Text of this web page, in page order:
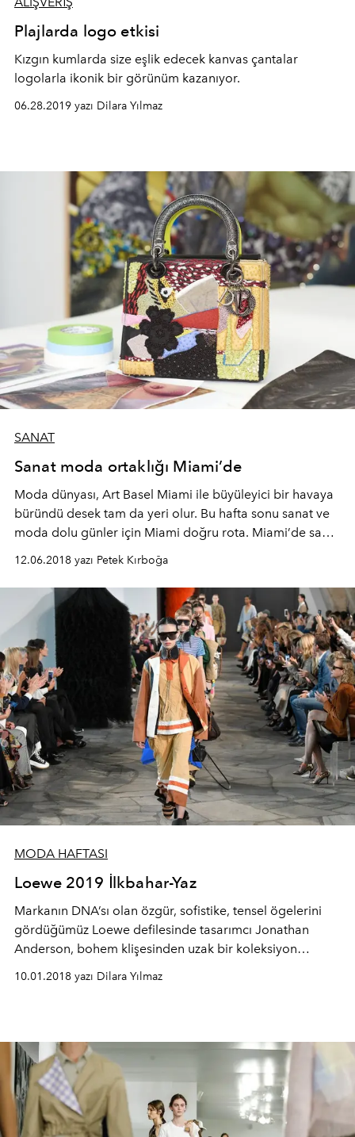
Plajlarda logo etkisi
Kızgın kumlarda size eşlik edecek kanvas çantalar
logolarla ikonik bir görünüm kazanıyor.
06.28.2019 yazı Dilara Yılmaz
SANAT
Sanat moda ortaklığı Miami’de
Moda dünyası, Art Basel Miami ile büyüleyici bir havaya
büründü desek tam da yeri olur. Bu hafta sonu sanat ve
moda dolu günler için Miami doğru rota. Miami’de sanat
ve moda iş birliklerini gelin birlikte inceleyelim.
12.06.2018 yazı Petek Kırboğa
MODA HAFTASI
Loewe 2019 İlkbahar-Yaz
Markanın DNA’sı olan özgür, sofistike, tensel ögelerini
gördüğümüz Loewe defilesinde tasarımcı Jonathan
Anderson, bohem klişesinden uzak bir koleksiyon
sunuyor. Çanta detaylarının göze çarptığı İlkbahar-Yaz
koleksiyonunda patchwork, rafya, kroşe, deri gibi çeşitli
10.01.2018 yazı Dilara Yılmaz